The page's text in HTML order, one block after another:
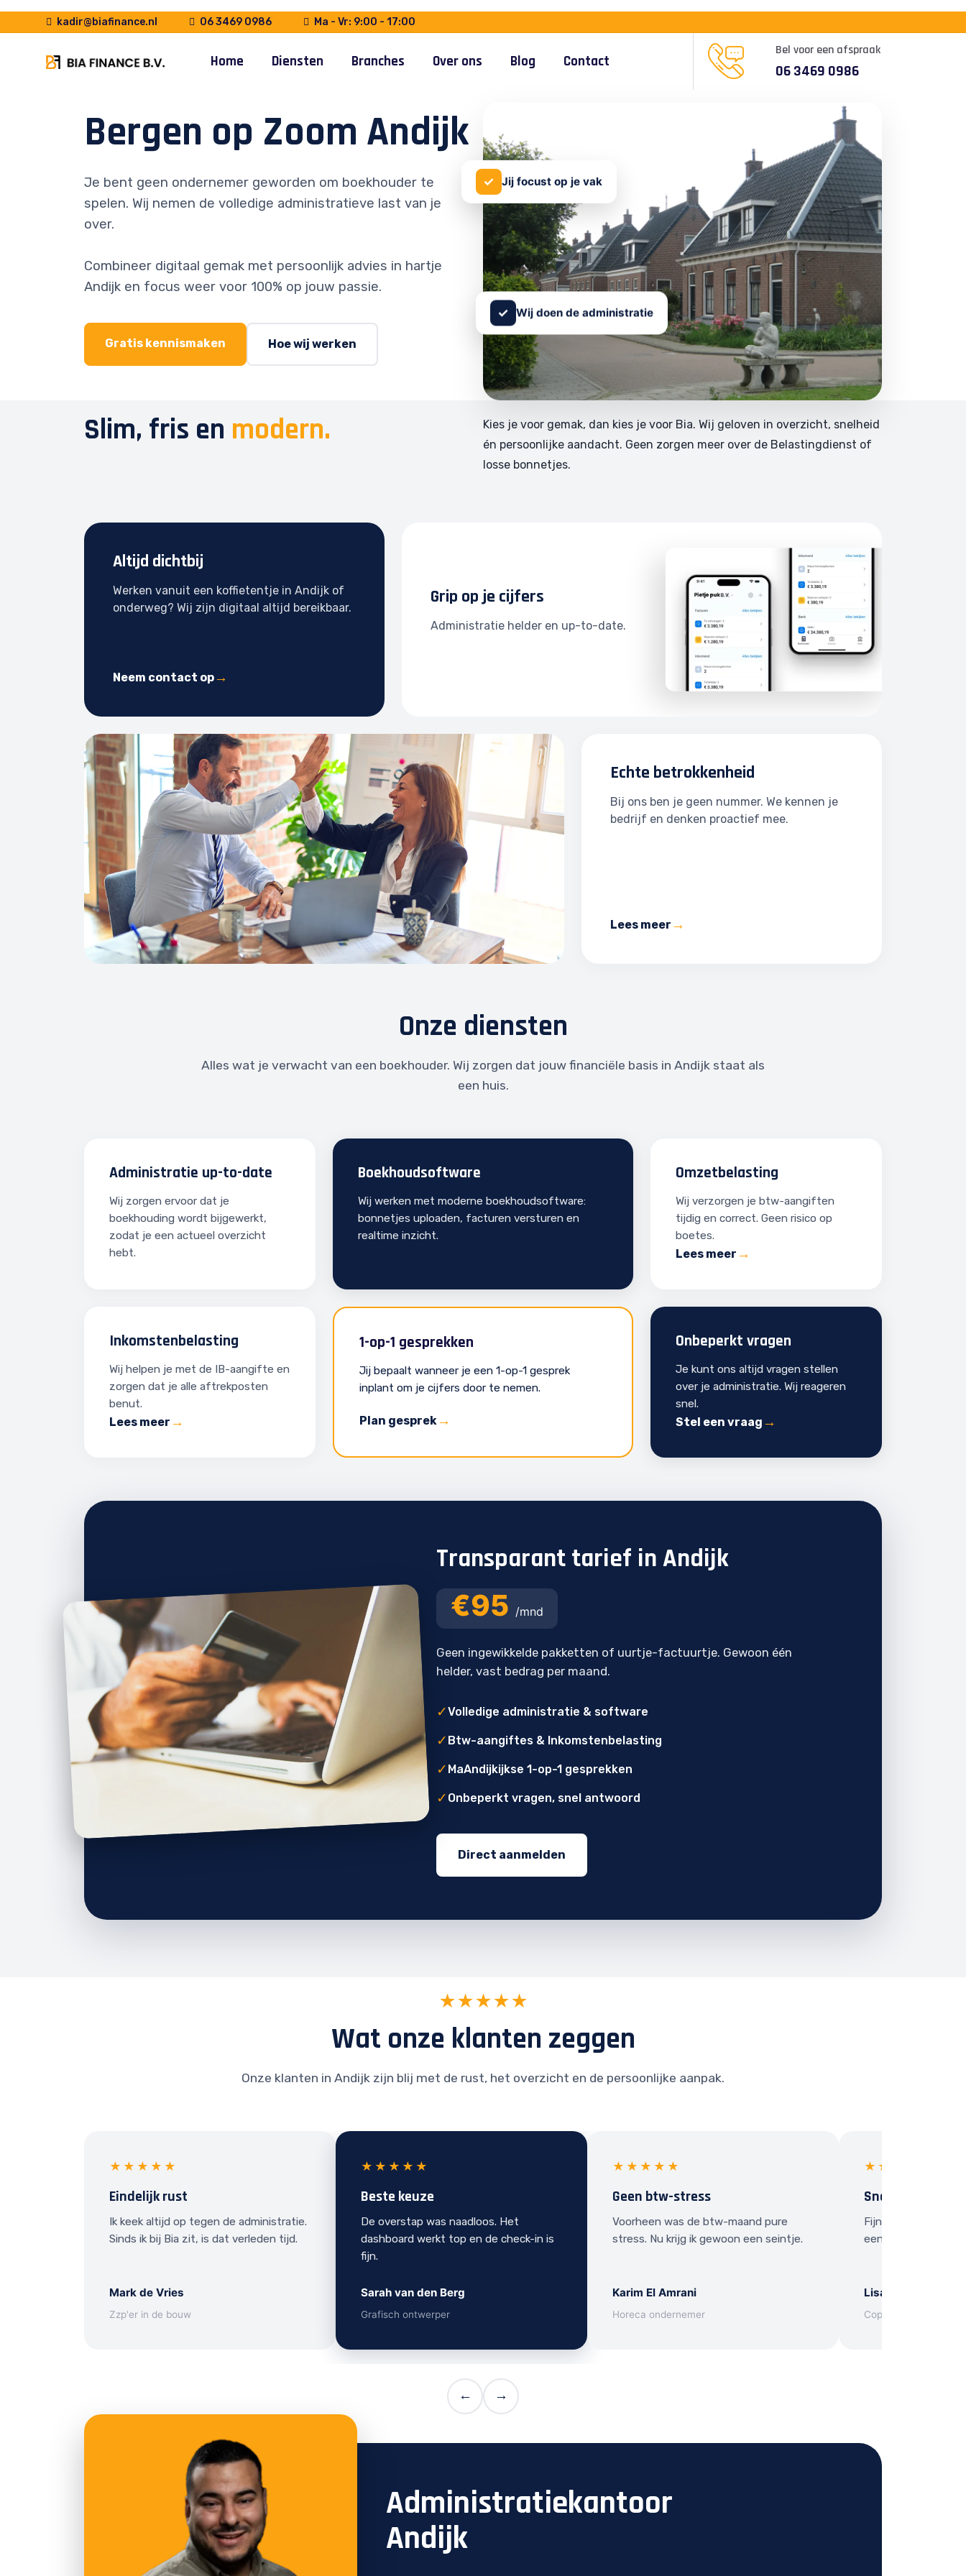
kadir@biafinance.nl 06 3469 0986 Ma - Vr: 9:00 - 17:00
Home Diensten Branches Over ons Blog Contact
Bel voor een afspraak
06 3469 0986
Bergen op Zoom Andijk
Je bent geen ondernemer geworden om boekhouder te
spelen. Wij nemen de volledige administratieve last van je
over.
Combineer digitaal gemak met persoonlijk advies in hartje
Andijk en focus weer voor 100% op jouw passie.
Gratis kennismaken Hoe wij werken
✓ Jij focust op je vak
✓ Wij doen de administratie
Slim, fris en modern.
Kies je voor gemak, dan kies je voor Bia. Wij geloven in overzicht, snelheid
én persoonlijke aandacht. Geen zorgen meer over de Belastingdienst of
losse bonnetjes.
Altijd dichtbij
Werken vanuit een koffietentje in Andijk of
onderweg? Wij zijn digitaal altijd bereikbaar.
Neem contact op
Grip op je cijfers
Administratie helder en up-to-date.
Echte betrokkenheid
Bij ons ben je geen nummer. We kennen je
bedrijf en denken proactief mee.
Lees meer
Onze diensten
Alles wat je verwacht van een boekhouder. Wij zorgen dat jouw financiële basis in Andijk staat als
een huis.
Administratie up-to-date
Wij zorgen ervoor dat je
boekhouding wordt bijgewerkt,
zodat je een actueel overzicht
hebt.
Boekhoudsoftware
Wij werken met moderne boekhoudsoftware:
bonnetjes uploaden, facturen versturen en
realtime inzicht.
Omzetbelasting
Wij verzorgen je btw-aangiften
tijdig en correct. Geen risico op
boetes.
Lees meer
Inkomstenbelasting
Wij helpen je met de IB-aangifte en
zorgen dat je alle aftrekposten
benut.
Lees meer
1-op-1 gesprekken
Jij bepaalt wanneer je een 1-op-1 gesprek
inplant om je cijfers door te nemen.
Plan gesprek
Onbeperkt vragen
Je kunt ons altijd vragen stellen
over je administratie. Wij reageren
snel.
Stel een vraag
Transparant tarief in Andijk
€95 /mnd
Geen ingewikkelde pakketten of uurtje-factuurtje. Gewoon één
helder, vast bedrag per maand.
✓Volledige administratie & software
✓ Btw-aangiftes & Inkomstenbelasting
✓ MaAndijkijkse 1-op-1 gesprekken
✓ Onbeperkt vragen, snel antwoord
Direct aanmelden
★★★★★
Wat onze klanten zeggen
Onze klanten in Andijk zijn blij met de rust, het overzicht en de persoonlijke aanpak.
★★★★★
Eindelijk rust
Ik keek altijd op tegen de administratie.
Sinds ik bij Bia zit, is dat verleden tijd.
Mark de Vries
Zzp'er in de bouw
★★★★★
Beste keuze
De overstap was naadloos. Het
dashboard werkt top en de check-in is
fijn.
Sarah van den Berg
Grafisch ontwerper
★★★★★
Geen btw-stress
Voorheen was de btw-maand pure
stress. Nu krijg ik gewoon een seintje.
Karim El Amrani
Horeca ondernemer
★★★★★
Snel contact
Fijn dat ik gewoon
een vraag heb.
Lisa Janssen
Copywriter
← →
Administratiekantoor
Andijk